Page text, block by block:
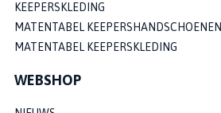
KEEPERSKLEDING
MATENTABEL KEEPERSHANDSCHOENEN
MATENTABEL KEEPERSKLEDING
WEBSHOP